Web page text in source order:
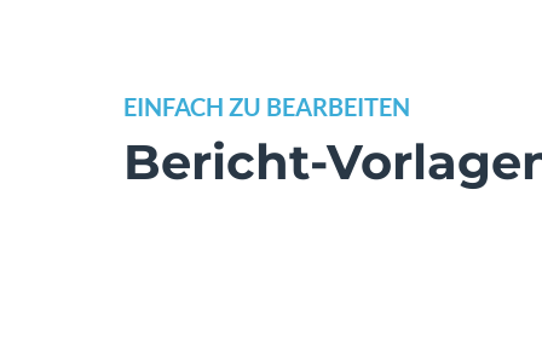
EINFACH ZU BEARBEITEN
Bericht-